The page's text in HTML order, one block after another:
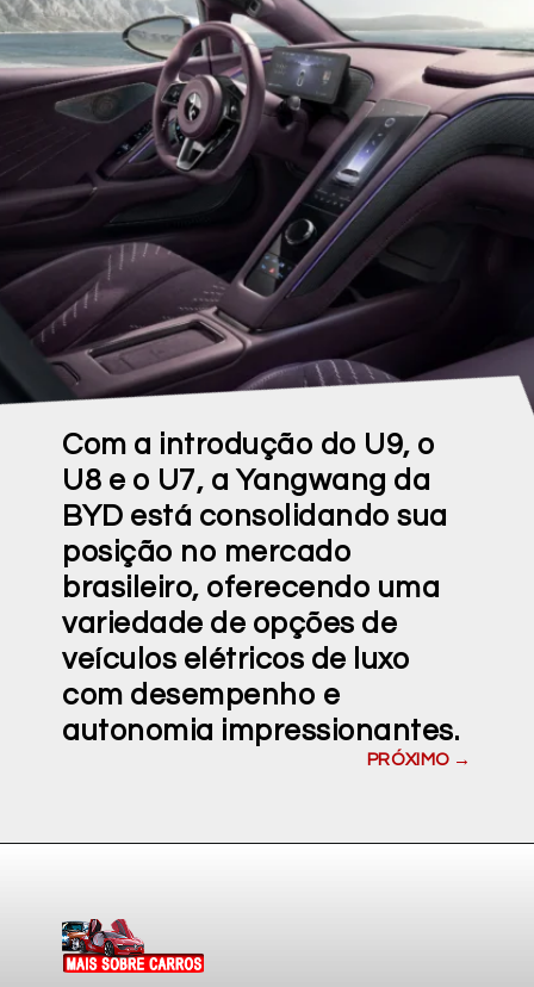
Com a introdução do U9, o
U8 e o U7, a Yangwang da
BYD está consolidando sua
posição no mercado
brasileiro, oferecendo uma
variedade de opções de
veículos elétricos de luxo
com desempenho e
autonomia impressionantes.
PRÓXIMO →